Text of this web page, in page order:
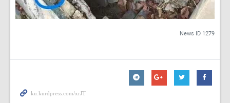
News ID 1279